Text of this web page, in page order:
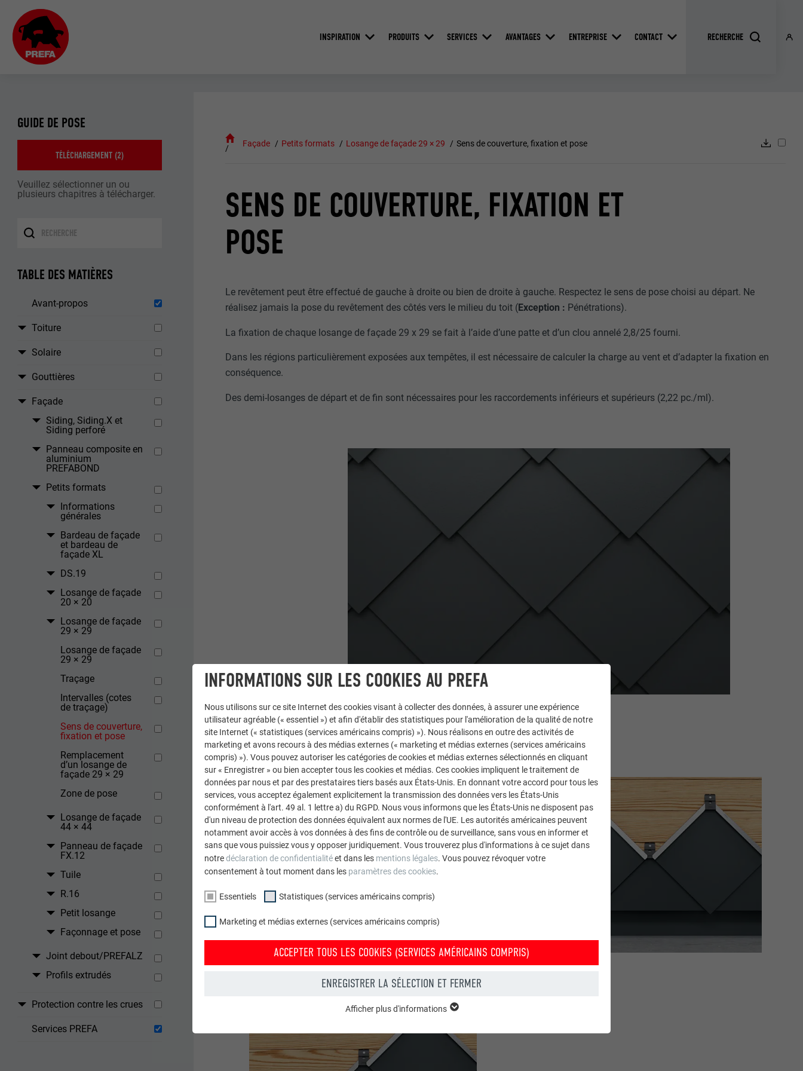
INSPIRATION PRODUITS SERVICES AVANTAGES ENTREPRISE CONTACT
GUIDE DE POSE
TÉLÉCHARGEMENT (2)
Veuillez sélectionner un ou
plusieurs chapitres à télécharger.
TABLE DES MATIÈRES
Avant-propos
Toiture
Solaire
Gouttières
Façade
Siding, Siding.X et
Siding perforé
Panneau composite en
aluminium
PREFABOND
Petits formats
Informations
générales
Bardeau de façade
et bardeau de
façade XL
DS.19
Losange de façade
20 × 20
Losange de façade
29 × 29
Losange de façade
29 × 29
Traçage
Intervalles (cotes
de traçage)
Sens de couverture,
fixation et pose
Remplacement
d’un losange de
façade 29 × 29
Zone de pose
Losange de façade
44 × 44
Panneau de façade
FX.12
Tuile
R.16
Petit losange
Façonnage et pose
Joint debout/PREFALZ
Profils extrudés
Protection contre les crues
Services PREFA
Façade Petits formats Losange de façade 29 × 29 Sens de couverture, fixation et pose
SENS DE COUVERTURE, FIXATION ET
POSE
Le revêtement peut être effectué de gauche à droite ou bien de droite à gauche. Respectez le sens de pose choisi au départ. Ne
réalisez jamais la pose du revêtement des côtés vers le milieu du toit (Exception : Pénétrations).
La fixation de chaque losange de façade 29 x 29 se fait à l’aide d’une patte et d’un clou annelé 2,8/25 fourni.
Dans les régions particulièrement exposées aux tempêtes, il est nécessaire de calculer la charge au vent et d’adapter la fixation en
conséquence.
Des demi-losanges de départ et de fin sont nécessaires pour les raccordements inférieurs et supérieurs (2,22 pc./ml).
Sens de couverture et fixation
INFORMATIONS SUR LES COOKIES AU PREFA
Nous utilisons sur ce site Internet des cookies visant à collecter des données, à assurer une expérience
utilisateur agréable (« essentiel ») et afin d'établir des statistiques pour l'amélioration de la qualité de notre
site Internet (« statistiques (services américains compris) »). Nous réalisons en outre des activités de
marketing et avons recours à des médias externes (« marketing et médias externes (services américains
compris) »). Vous pouvez autoriser les catégories de cookies et médias externes sélectionnés en cliquant
sur « Enregistrer » ou bien accepter tous les cookies et médias. Ces cookies impliquent le traitement de
données par nous et par des prestataires tiers basés aux États-Unis. En donnant votre accord pour tous les
services, vous acceptez également explicitement la transmission des données vers les États-Unis
conformément à l'art. 49 al. 1 lettre a) du RGPD. Nous vous informons que les États-Unis ne disposent pas
d'un niveau de protection des données équivalent aux normes de l'UE. Les autorités américaines peuvent
notamment avoir accès à vos données à des fins de contrôle ou de surveillance, sans vous en informer et
sans que vous puissiez vous y opposer juridiquement. Vous trouverez plus d'informations à ce sujet dans
notredéclaration de confidentialitéet dans les mentions légales. Vous pouvez révoquer votre
consentement à tout moment dans les paramètres des cookies.
Essentiels Statistiques (services américains compris)
Marketing et médias externes (services américains compris)
ACCEPTER TOUS LES COOKIES (SERVICES AMÉRICAINS COMPRIS)
ENREGISTRER LA SÉLECTION ET FERMER
garantissent que le site Internet fonctionne correctement.
PHPSESSID
Afficher les informations relatives aux cookies
Afficher plus d'informations